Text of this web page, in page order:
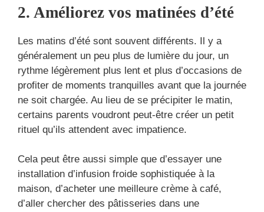
2. Améliorez vos matinées d’été
Les matins d’été sont souvent différents. Il y a
généralement un peu plus de lumière du jour, un
rythme légèrement plus lent et plus d’occasions de
profiter de moments tranquilles avant que la journée
ne soit chargée. Au lieu de se précipiter le matin,
certains parents voudront peut-être créer un petit
rituel qu’ils attendent avec impatience.
Cela peut être aussi simple que d’essayer une
installation d’infusion froide sophistiquée à la
maison, d’acheter une meilleure crème à café,
d’aller chercher des pâtisseries dans une